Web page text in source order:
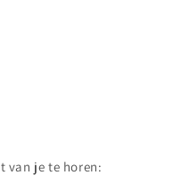
van je te horen: